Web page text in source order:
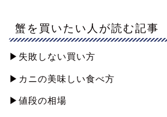
蟹を買いたい人が読む記事
▶︎失敗しない買い方
▶︎カニの美味しい食べ方
▶︎値段の相場